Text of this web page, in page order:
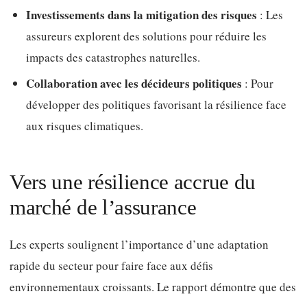
Investissements dans la mitigation des risques : Les
assureurs explorent des solutions pour réduire les
impacts des catastrophes naturelles.
Collaboration avec les décideurs politiques : Pour
développer des politiques favorisant la résilience face
aux risques climatiques.
Vers une résilience accrue du
marché de l’assurance
Les experts soulignent l’importance d’une adaptation
rapide du secteur pour faire face aux défis
environnementaux croissants. Le rapport démontre que des